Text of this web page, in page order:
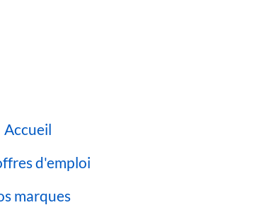
Accueil
d'emploi
marques